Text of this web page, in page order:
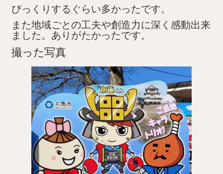
びっくりするぐらい多かったです。
また地域ごとの工夫や創造力に深く感動出来
ました。ありがたかったです。
撮った写真